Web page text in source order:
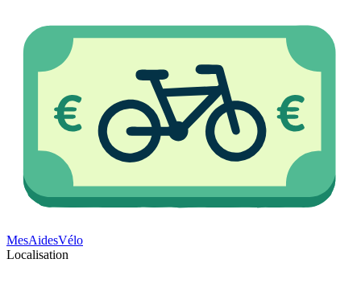
MesAidesVélo
Localisation